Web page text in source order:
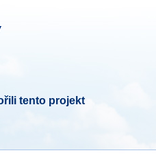
tento projekt